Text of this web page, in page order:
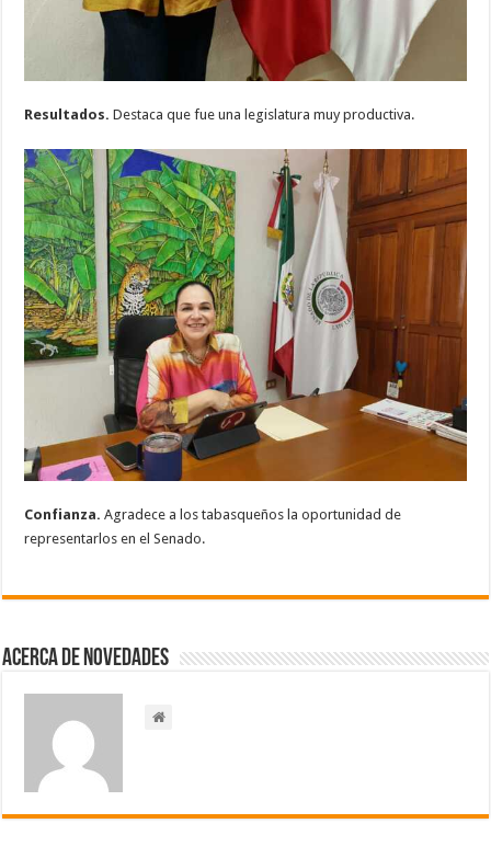
Resultados. Destaca que fue una legislatura muy productiva.
Confianza. Agradece a los tabasqueños la oportunidad de
representarlos en el Senado.
Acerca de NOVEDADES